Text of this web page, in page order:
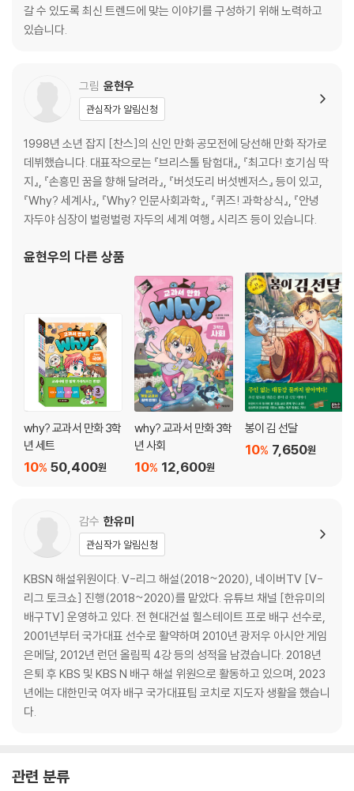
갈 수 있도록 최신 트렌드에 맞는 이야기를 구성하기 위해 노력하고
있습니다.
그림 윤현우
관심작가 알림신청
1998년 소년 잡지 [찬스]의 신인 만화 공모전에 당선해 만화 작가로
데뷔했습니다. 대표작으로는 『브리스톨 탐험대』, 『최고다! 호기심 딱
지』, 『손흥민 꿈을 향해 달려라』, 『버섯도리 버섯벤저스』 등이 있고,
『Why? 세계사』, 『Why? 인문사회과학』, 『퀴즈! 과학상식』, 『안녕
자두야 심장이 벌렁벌렁 자두의 세계 여행』 시리즈 등이 있습니다.
윤현우의 다른 상품
why? 교과서 만화 3학
년 세트
50,400원
10%
why? 교과서 만화 3학
년 사회
12,600원
10%
봉이 김 선달
7,650원
10%
감수 한유미
관심작가 알림신청
KBSN 해설위원이다. V-리그 해설(2018~2020), 네이버TV [V-
리그 토크쇼] 진행(2018~2020)를 맡았다. 유튜브 채널 [한유미의
배구TV] 운영하고 있다. 전 현대건설 힐스테이트 프로 배구 선수로,
2001년부터 국가대표 선수로 활약하며 2010년 광저우 아시안 게임
은메달, 2012년 런던 올림픽 4강 등의 성적을 남겼습니다. 2018년
은퇴 후 KBS 및 KBS N 배구 해설 위원으로 활동하고 있으며, 2023
년에는 대한민국 여자 배구 국가대표팀 코치로 지도자 생활을 했습니
다.
관련 분류